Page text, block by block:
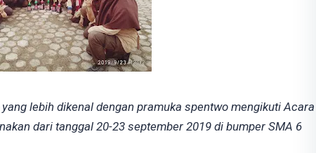
lebih dikenal dengan pramuka spentwo mengikuti Acara
dari tanggal 20-23 september 2019 di bumper SMA 6